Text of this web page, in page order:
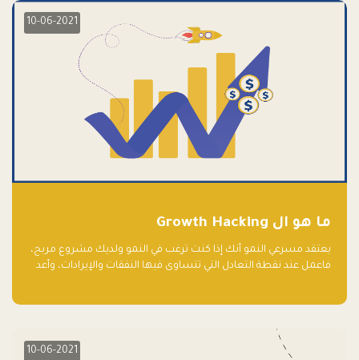
10-06-2021
ما هو ال Growth Hacking
يعتقد مسرعي النمو أنك إذا كنت ترغب في النمو ولديك مشروع مربح،
فاعمل عند نقطة التعادل التي تتساوى فيها النفقات والإيرادات، وأعد
10-06-2021